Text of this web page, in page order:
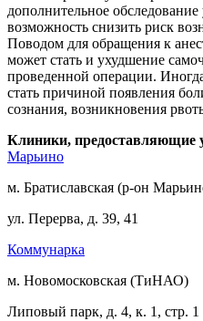
дополнительное обследование
возможность снизить риск
Поводом для обращения к
может стать и ухудшение
проведенной операции.
стать причиной появления
сознания, возникновения
Клиники, предоставляющие
Марьино
м. Братиславская (р-он
ул. Перерва, д. 39, 41
Коммунарка
м. Новомосковская (ТиНАО)
Липовый парк, д. 4, к. 1, стр.